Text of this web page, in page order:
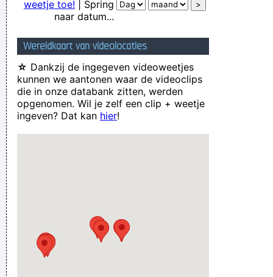
weetje toe! | Spring
naar datum...
Wereldkaart van videolocaties
☆ Dankzij de ingegeven videoweetjes
kunnen we aantonen waar de videoclips
die in onze databank zitten, werden
opgenomen. Wil je zelf een clip + weetje
ingeven? Dat kan hier!